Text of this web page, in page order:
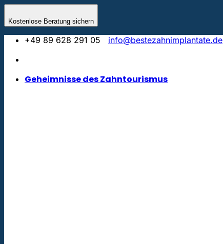
Kostenlose Beratung sichern
springen
+49 89 628 291 05
info@bestezahnimplantate.de
Geheimnisse des Zahntourismus